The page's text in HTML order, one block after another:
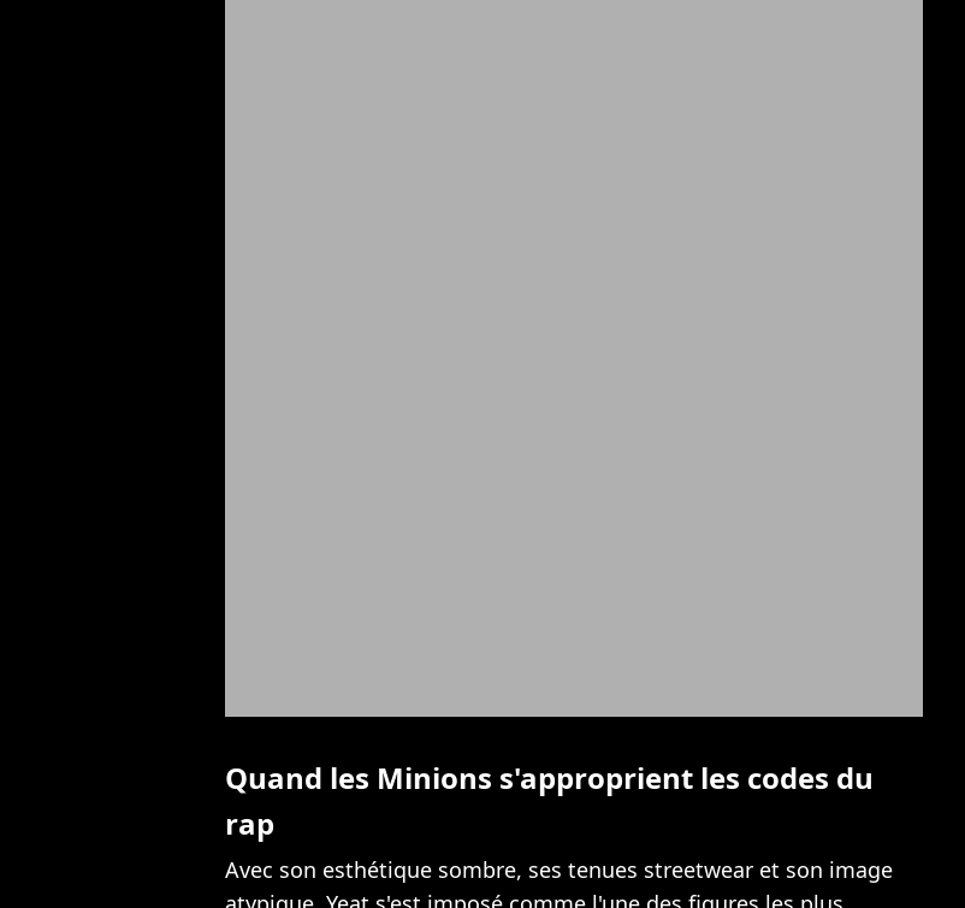
Quand les Minions s'approprient les codes du
rap
Avec son esthétique sombre, ses tenues streetwear et son image